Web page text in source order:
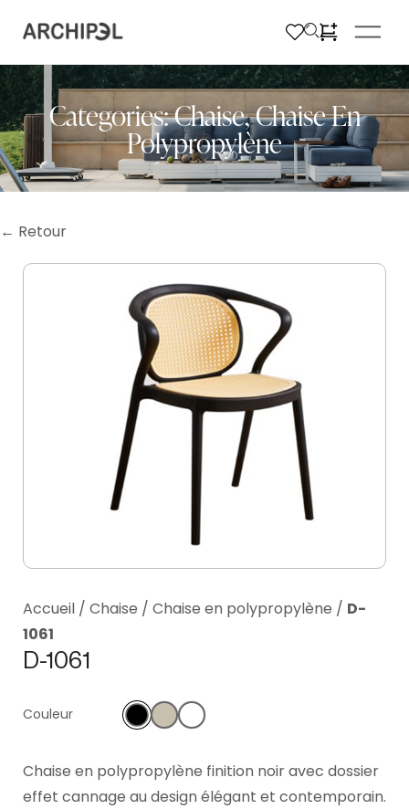
Categories:Chaise,Chaise En
Polypropylène
← Retour
Accueil / Chaise / Chaise en polypropylène / D-
1061
D-1061
Couleur
Chaise en polypropylène finition noir avec dossier
effet cannage au design élégant et contemporain.